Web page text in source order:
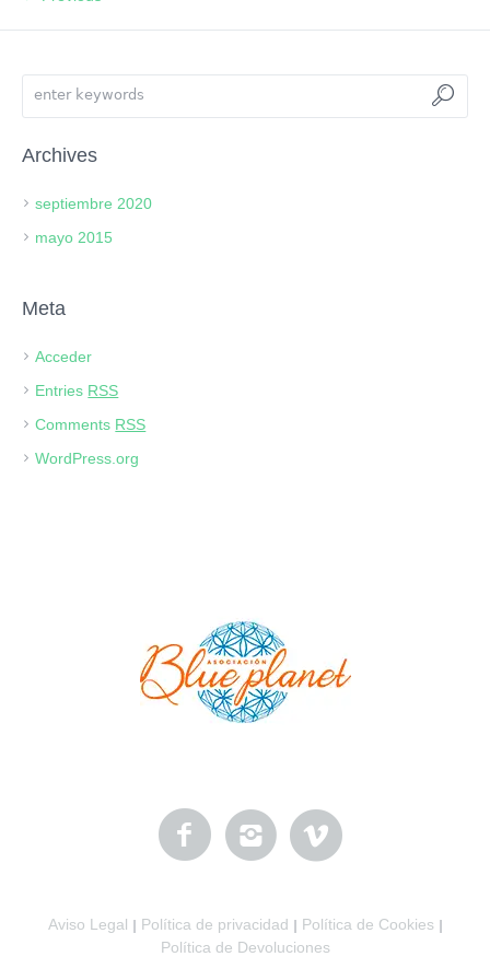
Archives
septiembre 2020
mayo 2015
Meta
Acceder
Entries RSS
Comments RSS
WordPress.org
Aviso Legal Política de privacidad Política de Cookies
Política de Devoluciones